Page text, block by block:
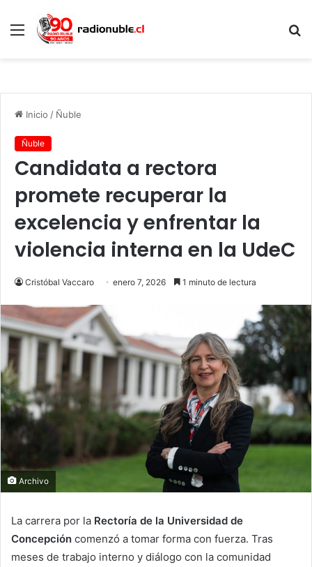
Menú
Inicio / Ñuble
Ñuble
Candidata a rectora
promete recuperar la
excelencia y enfrentar la
violencia interna en la UdeC
Cristóbal Vaccaro enero 7, 2026 1 minuto de lectura
Archivo
La carrera por la Rectoría de la Universidad de
Concepción comenzó a tomar forma con fuerza. Tras
meses de trabajo interno y diálogo con la comunidad